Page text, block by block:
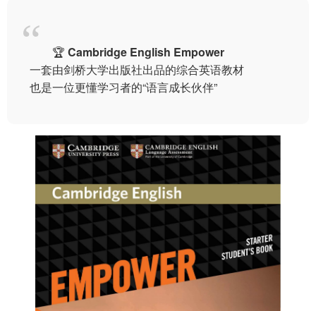
🏆 Cambridge English Empower
一套由剑桥大学出版社出品的综合英语教材
也是一位更懂学习者的“语言成长伙伴”